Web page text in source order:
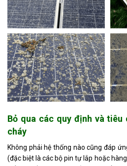
Bỏ qua các quy định và tiêu
cháy
Không phải hệ thống nào cũng đáp
(đặc biệt là các bộ pin tự lắp hoặc